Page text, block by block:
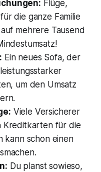
Flüge,
die ganze Familie
mehrere Tausend
Ein neues Sofa, der
um den Umsatz
Viele Versicherer
Kreditkarten für die
kann schon einen
Du planst sowieso,